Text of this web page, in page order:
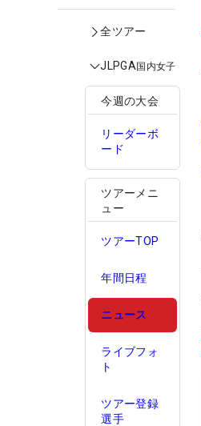
全ツアー
JLPGA国内女子
今週の大会
リーダーボ
ード
ツアーメニ
ュー
ツアーTOP
年間日程
ニュース
ライブフォ
ト
ツアー登録
選手